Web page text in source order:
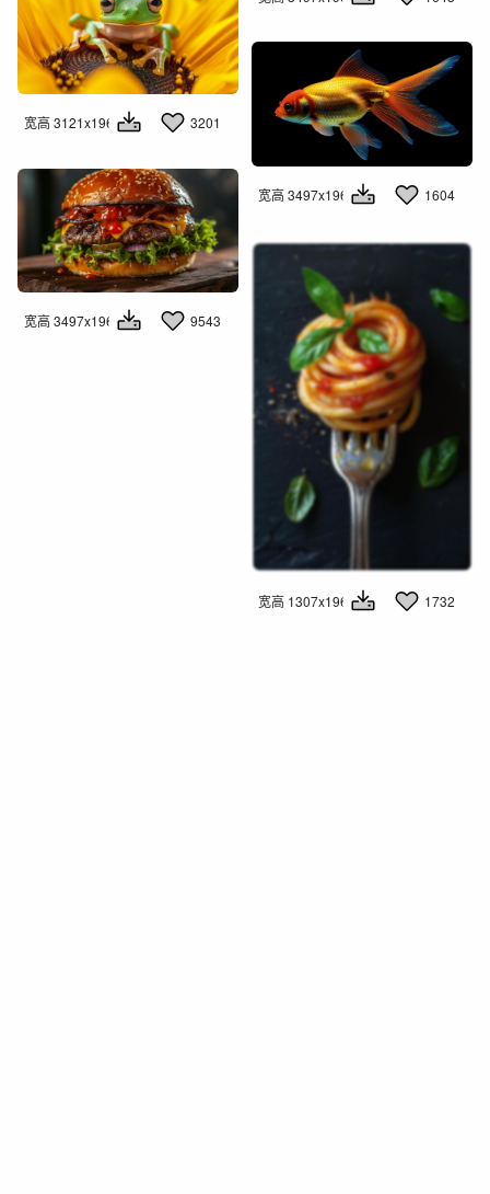
宽高 3121x1960 3201
宽高 3497x1960 1604
宽高 3497x1960 9543
宽高 1307x1960 1732